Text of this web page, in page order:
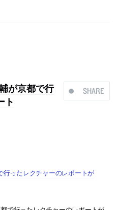
SHARE
が京都で行
ト
行ったレクチャーのレポートが